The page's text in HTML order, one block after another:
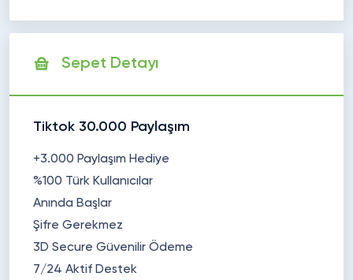
Sepet Detayı
Tiktok 30.000 Paylaşım
+3.000 Paylaşım Hediye
%100 Türk Kullanıcılar
Anında Başlar
Şifre Gerekmez
3D Secure Güvenilir Ödeme
7/24 Aktif Destek